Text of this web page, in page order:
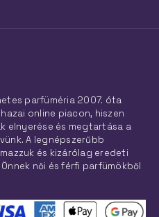
parfüméria 2007. óta
online piacon, hiszen
elnyerése és megtartása a
A legnépszerűbb
és kizárólag eredeti
női és férfi parfümökből